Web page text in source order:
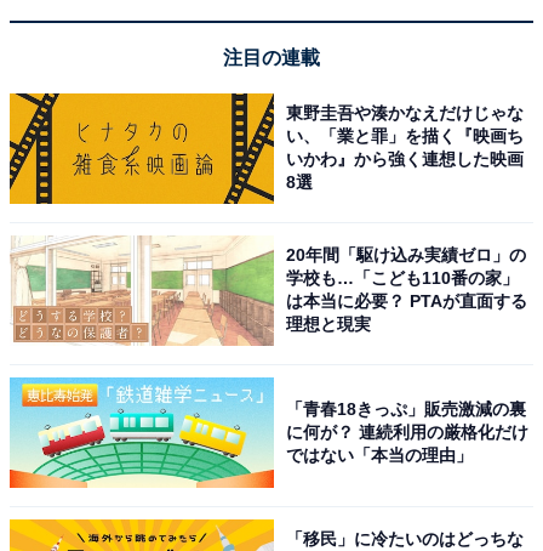
注目の連載
東野圭吾や湊かなえだけじゃな
い、「業と罪」を描く『映画ち
いかわ』から強く連想した映画
8選
20年間「駆け込み実績ゼロ」の
学校も…「こども110番の家」
は本当に必要？ PTAが直面する
理想と現実
「青春18きっぷ」販売激減の裏
に何が？ 連続利用の厳格化だけ
ではない「本当の理由」
「移民」に冷たいのはどっちな